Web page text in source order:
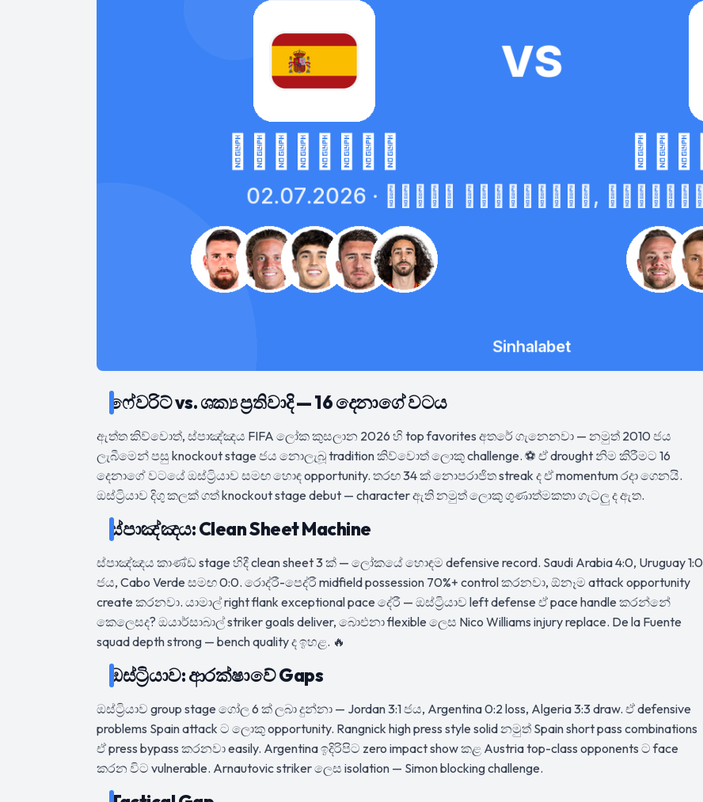
ෆේවරිට් vs. ශක්‍ය ප්‍රතිවාදි — 16 දෙනාගේ වටය
ඇත්ත කිව්වොත්, ස්පාඤ්ඤය FIFA ලෝක කුසලාන 2026 හි top favorites අතරේ ගැනෙනවා — නමුත් 2010 ජය
ලැබීමෙන් පසු knockout stage ජය නොලැබූ tradition කිව්වොත් ලොකු challenge. ⚽ ඒ drought නිම කිරීමට 16
දෙනාගේ වටයේ ඔස්ට්‍රියාව සමඟ හොඳ opportunity. තරඟ 34 ක් නොපරාජිත streak ද ඒ momentum රදා ගෙනයි.
ඔස්ට්‍රියාව දිගු කලක් ගත් knockout stage debut — character ඇති නමුත් ලොකු ගුණාත්මකතා ගැටලු ද ඇත.
ස්පාඤ්ඤය: Clean Sheet Machine
ස්පාඤ්ඤය කාණ්ඩ stage හිදී clean sheet 3 ක් — ලෝකයේ හොඳම defensive record. Saudi Arabia 4:0, Uruguay 1:0
ජය, Cabo Verde සමඟ 0:0. රොද්රී-පෙද්රී midfield possession 70%+ control කරනවා, ඕනෑම attack opportunity
create කරනවා. යාමාල් right flank exceptional pace දේරී — ඔස්ට්‍රියාව left defense ඒ pace handle කරන්නේ
කෙලෙසද? ඔයාර්සාබාල් striker goals deliver, බාෙඑනා flexible ලෙස Nico Williams injury replace. De la Fuente
squad depth strong — bench quality ද ඉහළ. 🔥
ඔස්ට්‍රියාව: ආරක්ෂාවේ Gaps
ඔස්ට්‍රියාව group stage ගෝල 6 ක් ලබා දුන්නා — Jordan 3:1 ජය, Argentina 0:2 loss, Algeria 3:3 draw. ඒ defensive
problems Spain attack ට ලොකු opportunity. Rangnick high press style solid නමුත් Spain short pass combinations
ඒ press bypass කරනවා easily. Argentina ඉදිරිපිට zero impact show කළ Austria top-class opponents ට face
කරන විට vulnerable. Arnautovic striker ලෙස isolation — Simon blocking challenge.